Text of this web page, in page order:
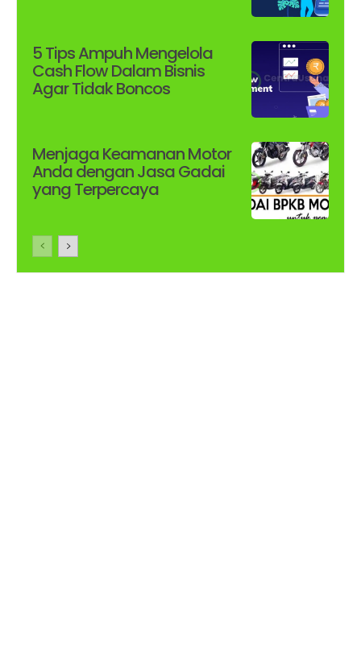
5 Tips Ampuh Mengelola
Cash Flow Dalam Bisnis
Agar Tidak Boncos
Menjaga Keamanan Motor
Anda dengan Jasa Gadai
yang Terpercaya